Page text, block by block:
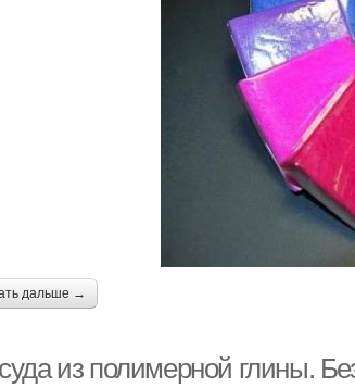
дальше →
из полимерной глины.